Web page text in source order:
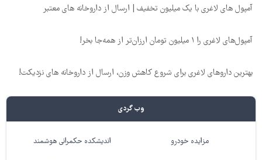
آمپول های لاغری با یک میلیون تخفیف | ارسال از داروخانه های معتبر
آمپول‌های لاغری را ۱ میلیون تومان ارزان‌تر از همه‌جا بخر!
بهترین داروهای لاغری برای شروع کاهش وزن، ارسال از داروخانه های نزدیکت!
وب گردی
مزایده خودرو اندیشکده حکمرانی هوشمند